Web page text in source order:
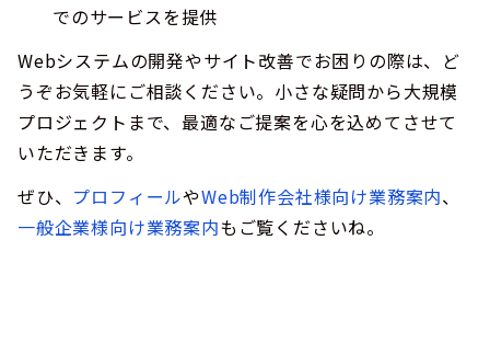
でのサービスを提供
Webシステムの開発やサイト改善でお困りの際は、ど
うぞお気軽にご相談ください。小さな疑問から大規模
プロジェクトまで、最適なご提案を心を込めてさせて
いただきます。
ぜひ、 プロフィールやWeb制作会社様向け業務案内、
一般企業様向け業務案内もご覧くださいね。